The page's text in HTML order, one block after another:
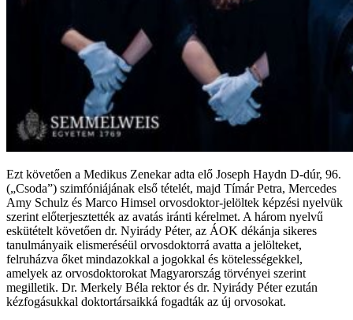
Ezt követően a Medikus Zenekar adta elő Joseph Haydn D-dúr, 96.
(„Csoda”) szimfóniájának első tételét, majd Tímár Petra, Mercedes
Amy Schulz és Marco Himsel orvosdoktor-jelöltek képzési nyelvük
szerint előterjesztették az avatás iránti kérelmet. A három nyelvű
eskütételt követően dr. Nyirády Péter, az ÁOK dékánja sikeres
tanulmányaik elismeréséül orvosdoktorrá avatta a jelölteket,
felruházva őket mindazokkal a jogokkal és kötelességekkel,
amelyek az orvosdoktorokat Magyarország törvényei szerint
megilletik. Dr. Merkely Béla rektor és dr. Nyirády Péter ezután
kézfogásukkal doktortársaikká fogadták az új orvosokat.